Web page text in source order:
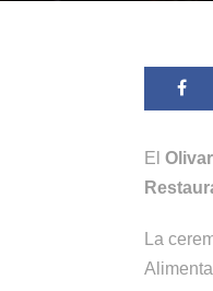
El
La